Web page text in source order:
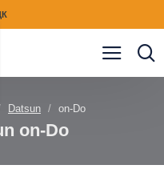
Datsun on-Do
on-Do